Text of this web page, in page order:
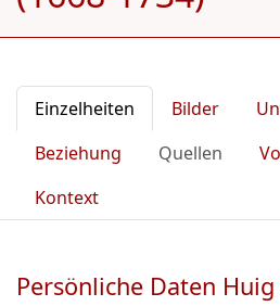
Einzelheiten Bilder
Beziehung
Quellen
Kontext
Persönliche Daten Huig